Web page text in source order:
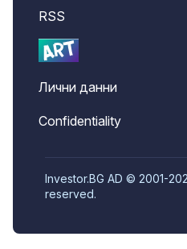
RSS
Лични данни
Confidentiality
Investor.BG AD © 2001-
reserved.